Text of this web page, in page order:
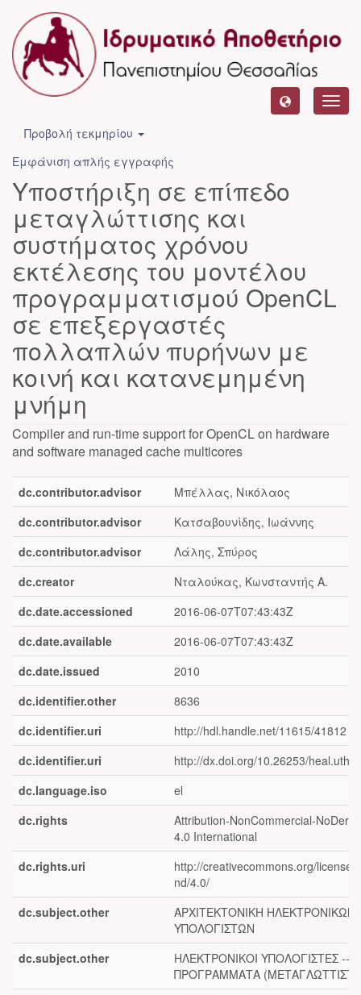
Προβολή τεκμηρίου
Εμφάνιση απλής εγγραφής
Υποστήριξη σε επίπεδο
μεταγλώττισης και
συστήματος χρόνου
εκτέλεσης του μοντέλου
προγραμματισμού OpenCL
σε επεξεργαστές
πολλαπλών πυρήνων με
κοινή και κατανεμημένη
μνήμη
Compiler and run-time support for OpenCL on hardware
and software managed cache multicores
dc.contributor.advisor
Μπέλλας, Νικόλαος
dc.contributor.advisor
Κατσαβουνίδης, Ιωάννης
dc.contributor.advisor
Λάλης, Σπύρος
dc.creator
Νταλούκας, Κωνσταντής Α.
dc.date.accessioned
2016-06-07T07:43:43Z
dc.date.available
2016-06-07T07:43:43Z
dc.date.issued
2010
dc.identifier.other
8636
dc.identifier.uri
http://hdl.handle.net/11615/41812
dc.identifier.uri
http://dx.doi.org/10.26253/
dc.language.iso
el
dc.rights
Attribution-NonCommercial-
4.0 International
dc.rights.uri
http://creativecommons.org/
nd/4.0/
dc.subject.other
ΑΡΧΙΤΕΚΤΟΝΙΚΗ ΗΛΕΚΤΡΟΝΙΚΩΝ
ΥΠΟΛΟΓΙΣΤΩΝ
dc.subject.other
ΗΛΕΚΤΡΟΝΙΚΟΙ ΥΠΟΛΟΓΙΣΤΕΣ --
ΠΡΟΓΡΑΜΜΑΤΑ